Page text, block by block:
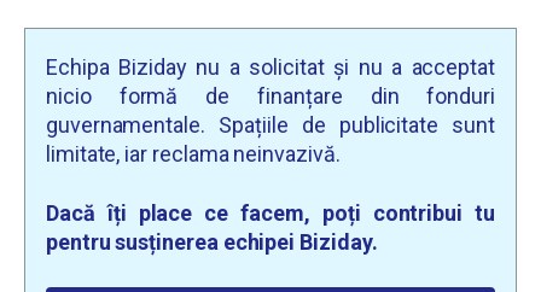
Echipa Biziday nu a solicitat și nu a acceptat
nicio formă de finanțare din fonduri
guvernamentale. Spațiile de publicitate sunt
limitate, iar reclama neinvazivă.
Dacă îți place ce facem, poți contribui tu
pentru susținerea echipei Biziday.